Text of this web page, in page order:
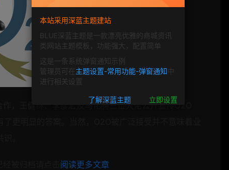
作，王健林、李彦宏及马化腾三位大佬公开宣传O2O
阅读更多文章
本站采用深蓝主题建站
BLUE深蓝主题是一款漂亮优雅的商城资讯
类网站主题模板，功能强大，配置简单
这是一条系统弹窗通知示例
管理员可在主题设置-常用功能-弹窗通知中
进行相关设置
了解深蓝主题 立即设置